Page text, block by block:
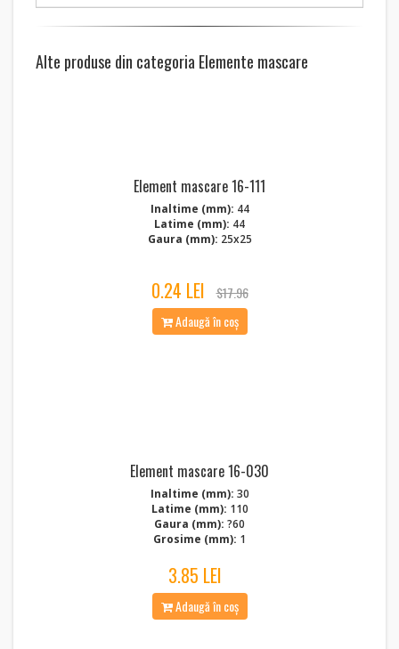
Alte produse din categoria Elemente mascare
Element mascare 16-111
Inaltime (mm): 44
Latime (mm): 44
Gaura (mm): 25x25
0.24 LEI
$17.96
Adaugă în coș
Element mascare 16-030
Inaltime (mm): 30
Latime (mm): 110
Gaura (mm): ?60
Grosime (mm): 1
3.85 LEI
Adaugă în coș